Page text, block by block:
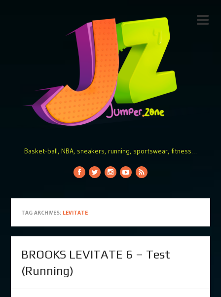
Basket-ball, NBA, sneakers, running, sportswear, fitness…
TAG ARCHIVES: LEVITATE
BROOKS LEVITATE 6 – Test
(Running)